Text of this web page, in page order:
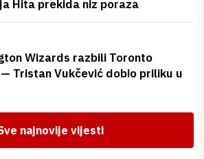
Hita prekida niz poraza
Wizards razbili Toronto
Tristan Vukčević dobio priliku u
najnovije vijesti